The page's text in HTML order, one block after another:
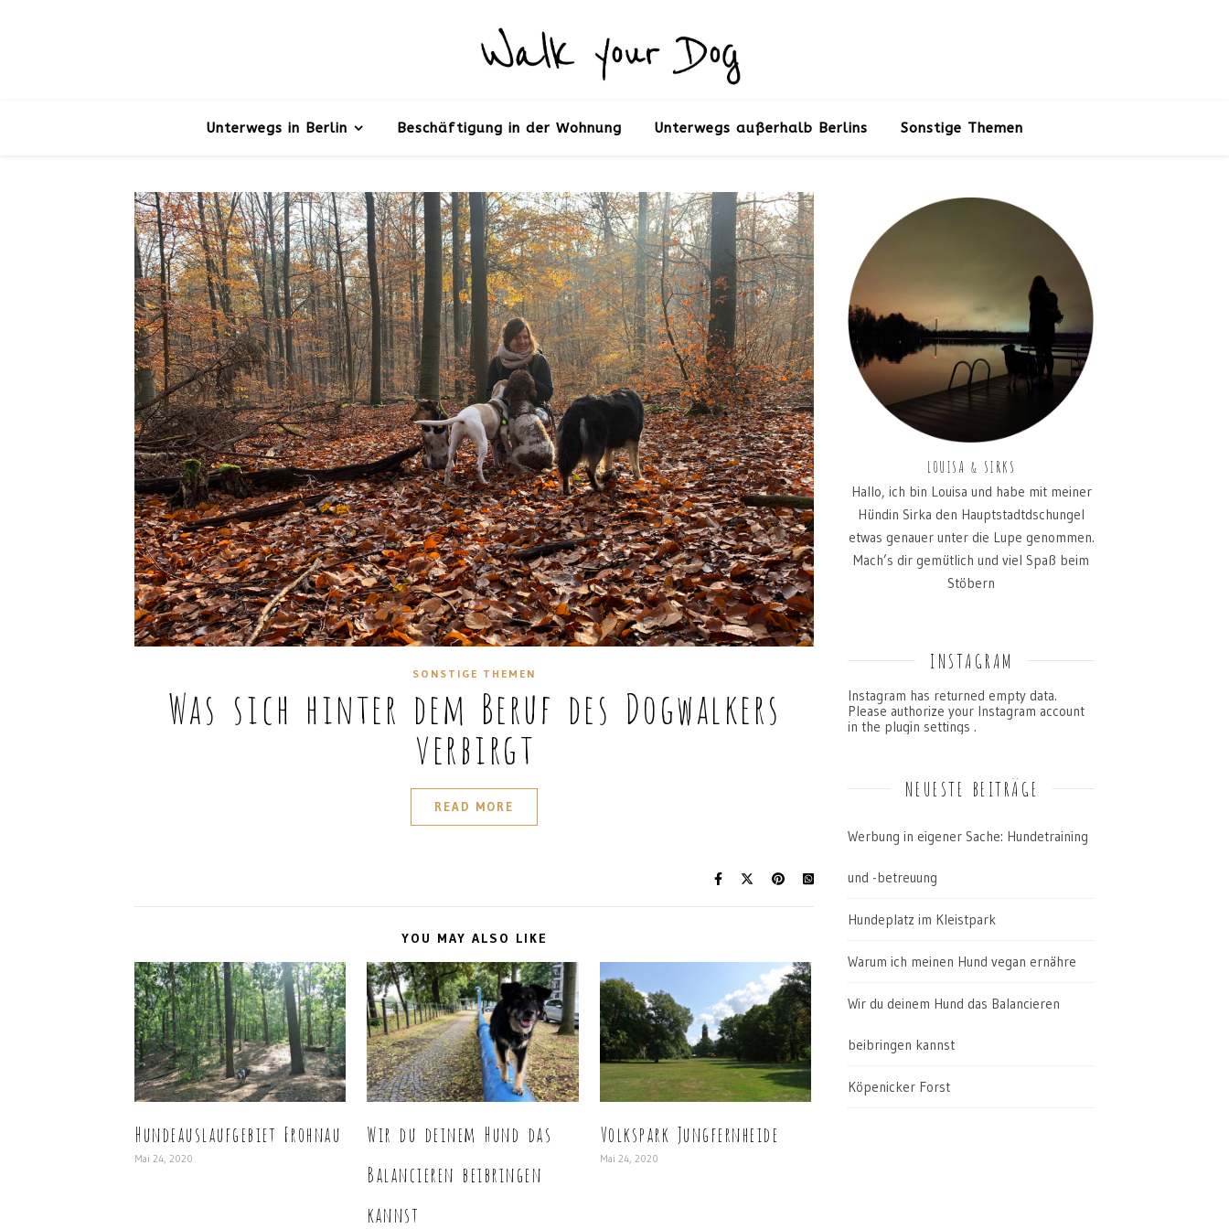
Unterwegs in Berlin Beschäftigung in der Wohnung Unterwegs außerhalb Berlins Sonstige Themen
SONSTIGE THEMEN
Was sich hinter dem Beruf des Dogwalkers
verbirgt
READ MORE
YOU MAY ALSO LIKE
Hundeauslaufgebiet Frohnau
Mai 24, 2020
Wir du deinem Hund das
Balancieren beibringen
kannst
Volkspark Jungfernheide
Mai 24, 2020
LOUISA & SIRKS
Hallo, ich bin Louisa und habe mit meiner
Hündin Sirka den Hauptstadtdschungel
etwas genauer unter die Lupe genommen.
Mach’s dir gemütlich und viel Spaß beim
Stöbern
INSTAGRAM
Instagram has returned empty data.
Please authorize your Instagram account
in the plugin settings .
NEUESTE BEITRÄGE
Werbung in eigener Sache: Hundetraining
und -betreuung
Hundeplatz im Kleistpark
Warum ich meinen Hund vegan ernähre
Wir du deinem Hund das Balancieren
beibringen kannst
Köpenicker Forst